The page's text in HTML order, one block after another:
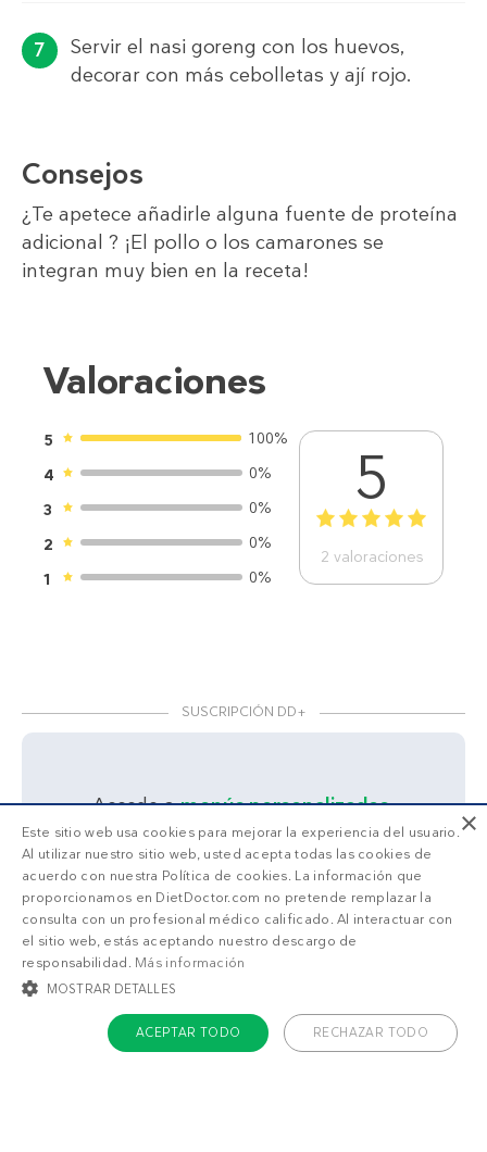
Servir el nasi goreng con los huevos,
decorar con más cebolletas y ají rojo.
Consejos
¿Te apetece añadirle alguna fuente de proteína
adicional ? ¡El pollo o los camarones se
integran muy bien en la receta!
Valoraciones
5
100%
4
0%
3
0%
2
0%
1
0%
5
1 2 3 4 5
2 valoraciones
SUSCRIPCIÓN DD+
Accede amenús personalizados.
¡Haz una prueba GRATIS!
¿Qué estás buscando?
Adelgazar Sentirme bien
×
Este sitio web usa cookies para mejorar la experiencia del usuario.
Al utilizar nuestro sitio web, usted acepta todas las cookies de
acuerdo con nuestra Política de cookies. La información que
proporcionamos en DietDoctor.com no pretende remplazar la
consulta con un profesional médico calificado. Al interactuar con
el sitio web, estás aceptando nuestro descargo de
responsabilidad. Más información
MOSTRAR DETALLES
ACEPTAR TODO RECHAZAR TODO